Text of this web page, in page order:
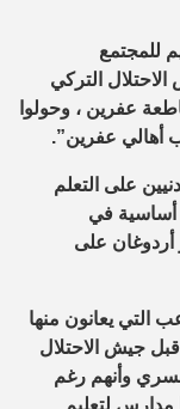
للمجتمع
التركي
عفرين ، وحولوا
أهالي عفرين”.
على التعلم
أساسية في
أردوغان على
التي يعانون منها
جيش الاحتلال
وأنهم رغم
مدارس لتعليم